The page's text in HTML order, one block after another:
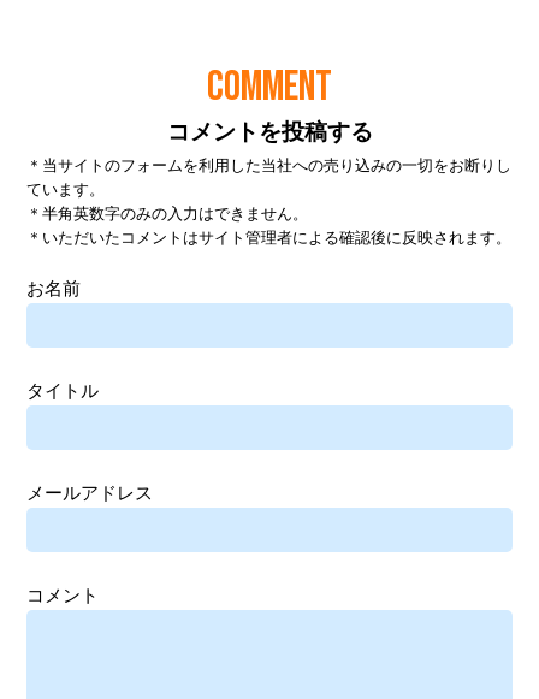
COMMENT
コメントを投稿する
＊当サイトのフォームを利用した当社への売り込みの一切をお断りし
ています。
＊半角英数字のみの入力はできません。
＊いただいたコメントはサイト管理者による確認後に反映されます。
お名前
タイトル
メールアドレス
コメント